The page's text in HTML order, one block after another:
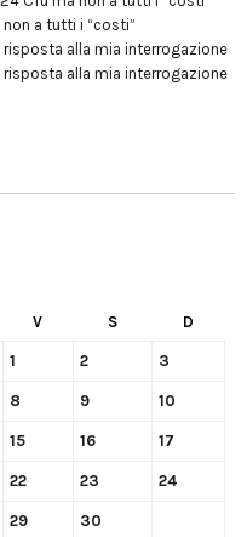
a tutti i “costi”
risposta alla mia interrogazione
risposta alla mia interrogazione
V S D
1 2 3
8 9 10
15 16 17
22 23 24
29 30